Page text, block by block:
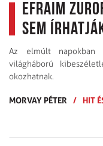
Efraim
sem
Az elmúlt
világháború
okozhatnak.
MORVAY PÉTER / HIT